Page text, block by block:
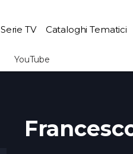
Serie TV Cataloghi Tematici
YouTube